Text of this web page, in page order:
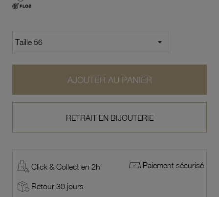
AJOUTER AU PANIER
RETRAIT EN BIJOUTERIE
Click & Collect en 2h Paiement sécurisé
Retour 30 jours